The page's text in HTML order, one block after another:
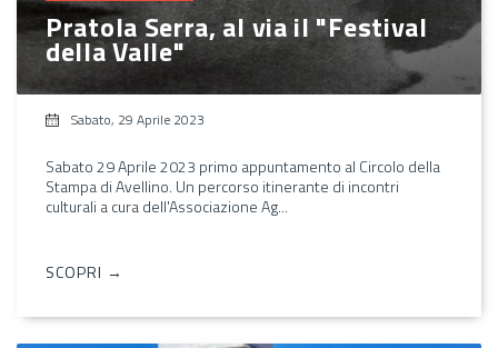
Pratola Serra, al via il "Festival
della Valle"
Sabato, 29 Aprile 2023
Sabato 29 Aprile 2023 primo appuntamento al Circolo della
Stampa di Avellino. Un percorso itinerante di incontri
culturali a cura dell'Associazione Ag...
SCOPRI →